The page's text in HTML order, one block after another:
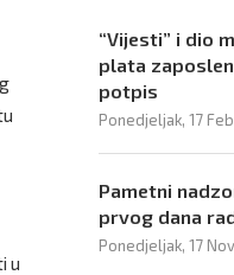
u
“Vijesti” i dio
plata
potpis
Ponedjeljak, 17
Pametni
prvog dana
Ponedjeljak, 17